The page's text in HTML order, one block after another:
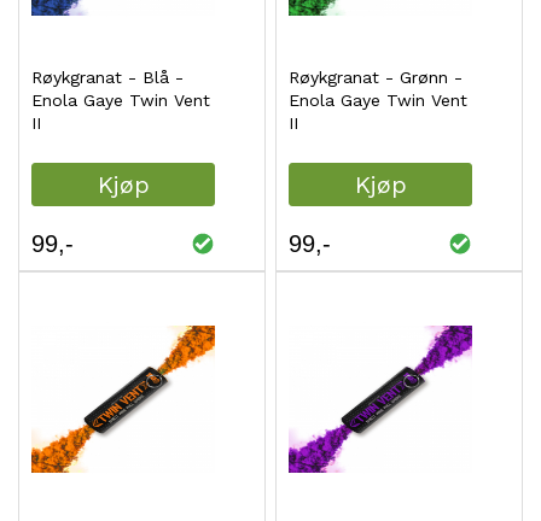
Røykgranat - Blå -
Enola Gaye Twin Vent
II
Kjøp
99
Røykgranat - Grønn -
Enola Gaye Twin Vent
II
Kjøp
99